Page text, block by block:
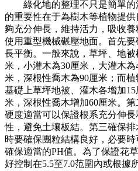
綠化地的整理不只是簡單的
的重要性在于為樹木等植物提
夠充分伸長，維持活力，吸收
使用重型機械碾壓地面。首先
長平衡。一般來說，草坪、地
米，小灌木為30厘米，大灌木
米，深根性喬木為90厘米；而
基礎上草坪地被、灌木各增加
米，深根性喬木增加60厘米。
硬度適當可以保證根系充分伸
性，避免土壤板結。第三確保
時要確保團粒結構良好，必要
確保適當的PH值。為了保證花
好控制在5.5至7.0范圍內或根據